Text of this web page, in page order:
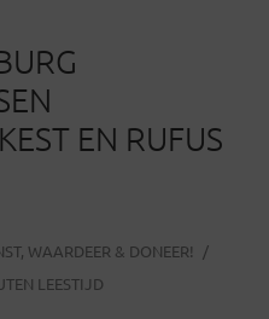
EN RUFUS
, WAARDEER & DONEER!
LEESTIJD